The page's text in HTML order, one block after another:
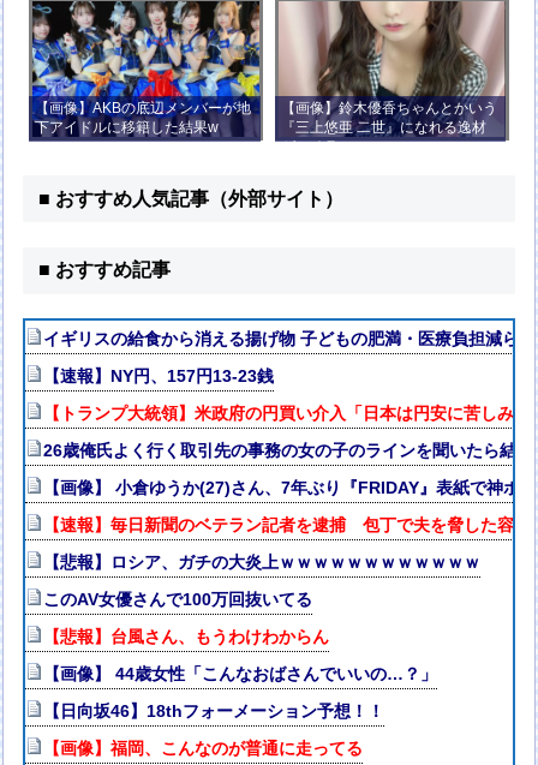
【画像】AKBの底辺メンバーが地
下アイドルに移籍した結果w
【画像】鈴木優香ちゃんとかいう
『三上悠亜 二世』になれる逸材
がコチラ
■ おすすめ人気記事（外部サイト）
■ おすすめ記事
イギリスの給食から消える揚げ物 子どもの肥満・医療負担減ら
【速報】NY円、157円13-23銭
【トランプ大統領】米政府の円買い介入「日本は円安に苦しみ
26歳俺氏よく行く取引先の事務の女の子のラインを聞いたら結果
【画像】 小倉ゆうか(27)さん、7年ぶり『FRIDAY』表紙で神ボ
【速報】毎日新聞のベテラン記者を逮捕 包丁で夫を脅した容疑
【悲報】ロシア、ガチの大炎上ｗｗｗｗｗｗｗｗｗｗｗｗ
このAV女優さんで100万回抜いてる
【悲報】台風さん、もうわけわからん
【画像】 44歳女性「こんなおばさんでいいの…？」
【日向坂46】18thフォーメーション予想！！
【画像】福岡、こんなのが普通に走ってる